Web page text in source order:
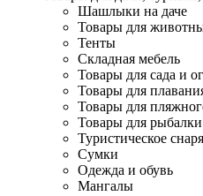
Шашлыки на даче
Товары для
Тенты
Складная мебель
Товары для сада и
Товары для
Товары для
Товары для рыбалки
Туристическое
Сумки
Одежда и обувь
Мангалы